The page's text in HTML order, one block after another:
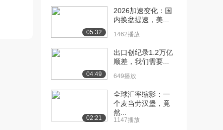
[14] 人民币发行方式与通
货膨胀（中）（中...
货膨胀（中）（下...
货膨胀（下）（上...
[17] 人民币发行方式与通
05:32
2026加速变化：国
内换盆提速，美...
1462播放
04:49
出口创纪录1.2万亿
顺差，我们需要...
649播放
02:21
全球汇率缩影：一
个麦当劳汉堡，竟
然...
1147播放